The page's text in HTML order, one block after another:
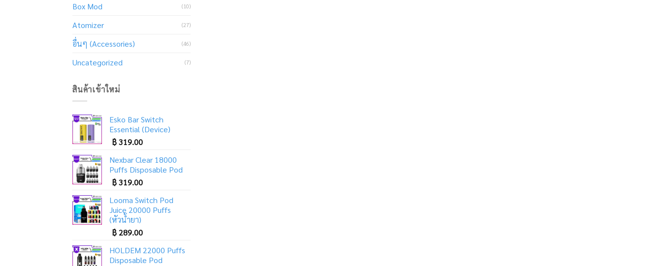
Box Mod (10)
Atomizer (27)
อื่นๆ (Accessories) (46)
Uncategorized (7)
สินค้าเข้าใหม่
Esko Bar Switch
Essential (Device)
฿319.00
Nexbar Clear 18000
Puffs Disposable Pod
฿319.00
Looma Switch Pod
Juice 20000 Puffs
(หัวน้ำยา)
฿289.00
HOLDEM 22000 Puffs
Disposable Pod